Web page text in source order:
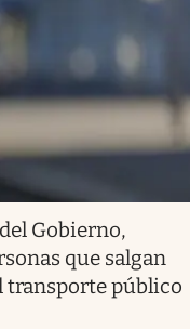
Gobierno,
que salgan
transporte público